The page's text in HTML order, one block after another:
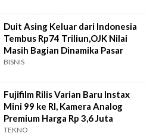
Duit Asing Keluar dari Indonesia
Tembus Rp74 Triliun,OJK Nilai
Masih Bagian Dinamika Pasar
BISNIS
Fujifilm Rilis Varian Baru Instax
Mini 99 ke RI, Kamera Analog
Premium Harga Rp 3,6 Juta
TEKNO